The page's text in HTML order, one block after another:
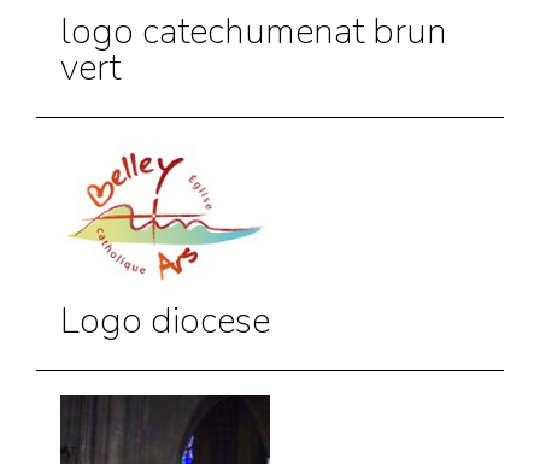
logo catechumenat brun
vert
Logo diocese